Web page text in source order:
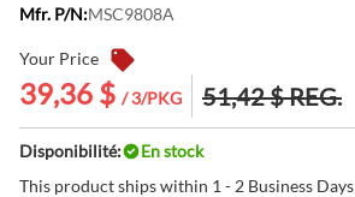
Mfr. P/N:MSC9808A
Your Price
39,36 $ / 3/PKG 51,42 $REG.
Disponibilité:
En stock
This product ships within 1 - 2 Business Days